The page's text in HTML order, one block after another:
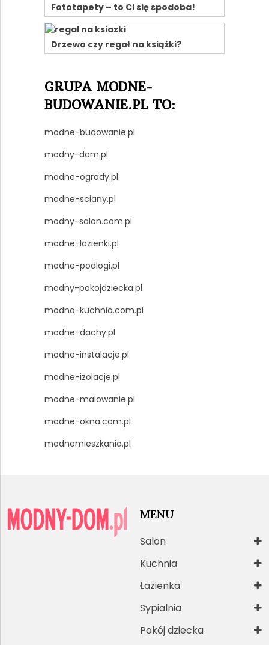
Fototapety – to Ci się spodoba!
Drzewo czy regał na książki?
GRUPA MODNE-
BUDOWANIE.PL TO:
modne-budowanie.pl
modny-dom.pl
modne-ogrody.pl
modne-sciany.pl
modny-salon.com.pl
modne-lazienki.pl
modne-podlogi.pl
modny-pokojdziecka.pl
modna-kuchnia.com.pl
modne-dachy.pl
modne-instalacje.pl
modne-izolacje.pl
modne-malowanie.pl
modne-okna.com.pl
modnemieszkania.pl
MENU
Salon
Kuchnia
Łazienka
Sypialnia
Pokój dziecka